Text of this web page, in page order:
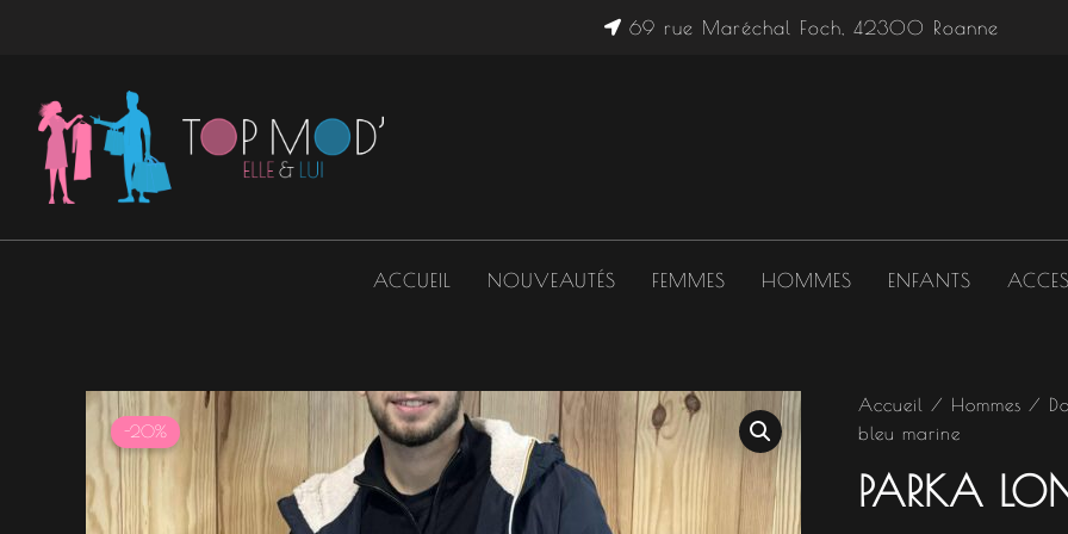
69 rue Maréchal Foch, 42300 Roanne
ACCUEIL NOUVEAUTÉS FEMMES HOMMES ENFANTS
-20%
Accueil / Hommes /
bleu marine
PARKA
Le
initial
quantité
de
longue
bleu